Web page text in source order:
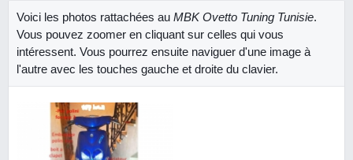
Voici les photos rattachées au MBK Ovetto Tuning Tunisie.
Vous pouvez zoomer en cliquant sur celles qui vous
intéressent. Vous pourrez ensuite naviguer d'une image à
l'autre avec les touches gauche et droite du clavier.